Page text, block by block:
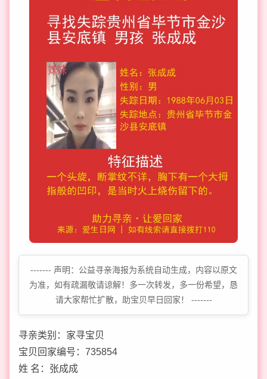
------- 声明：公益寻亲海报为系统自动生成，内容以原文
为准，如有疏漏敬请谅解！多一次转发，多一份希望，恳
请大家帮忙扩散，助宝贝早日回家！ -------
寻亲类别：家寻宝贝
宝贝回家编号：735854
姓 名：张成成